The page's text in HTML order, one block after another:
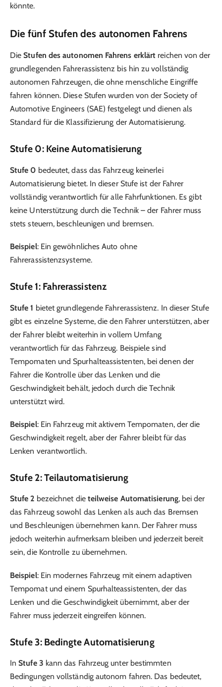
könnte.
Die fünf Stufen des autonomen Fahrens
DieStufen des autonomen Fahrens erklärt reichen von der
grundlegenden Fahrerassistenz bis hin zu vollständig
autonomen Fahrzeugen, die ohne menschliche Eingriffe
fahren können. Diese Stufen wurden von der Society of
Automotive Engineers (SAE) festgelegt und dienen als
Standard für die Klassifizierung der Automatisierung.
Stufe 0: Keine Automatisierung
Stufe 0 bedeutet, dass das Fahrzeug keinerlei
Automatisierung bietet. In dieser Stufe ist der Fahrer
vollständig verantwortlich für alle Fahrfunktionen. Es gibt
keine Unterstützung durch die Technik – der Fahrer muss
stets steuern, beschleunigen und bremsen.
Beispiel: Ein gewöhnliches Auto ohne
Fahrerassistenzsysteme.
Stufe 1: Fahrerassistenz
Stufe 1 bietet grundlegende Fahrerassistenz. In dieser Stufe
gibt es einzelne Systeme, die den Fahrer unterstützen, aber
der Fahrer bleibt weiterhin in vollem Umfang
verantwortlich für das Fahrzeug. Beispiele sind
Tempomaten und Spurhalteassistenten, bei denen der
Fahrer die Kontrolle über das Lenken und die
Geschwindigkeit behält, jedoch durch die Technik
unterstützt wird.
Beispiel: Ein Fahrzeug mit aktivem Tempomaten, der die
Geschwindigkeit regelt, aber der Fahrer bleibt für das
Lenken verantwortlich.
Stufe 2: Teilautomatisierung
Stufe 2 bezeichnet die teilweise Automatisierung, bei der
das Fahrzeug sowohl das Lenken als auch das Bremsen
und Beschleunigen übernehmen kann. Der Fahrer muss
jedoch weiterhin aufmerksam bleiben und jederzeit bereit
sein, die Kontrolle zu übernehmen.
Beispiel: Ein modernes Fahrzeug mit einem adaptiven
Tempomat und einem Spurhalteassistenten, der das
Lenken und die Geschwindigkeit übernimmt, aber der
Fahrer muss jederzeit eingreifen können.
Stufe 3: Bedingte Automatisierung
InStufe 3 kann das Fahrzeug unter bestimmten
Bedingungen vollständig autonom fahren. Das bedeutet,